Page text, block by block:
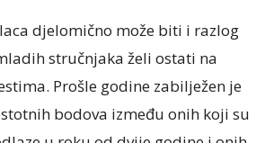
djelomično može biti i razlog
stručnjaka želi ostati na
Prošle godine zabilježen je
bodova između onih koji su